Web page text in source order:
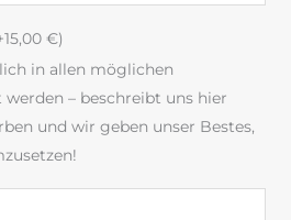
15,00 €)
in allen möglichen
– beschreibt uns hier
und wir geben unser Bestes,